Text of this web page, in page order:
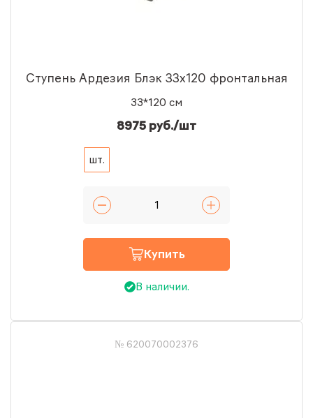
Ступень Ардезия Блэк 33x120 фронтальная
33*120 см
8975 руб./шт
шт.
Купить
В наличии.
№ 620070002376